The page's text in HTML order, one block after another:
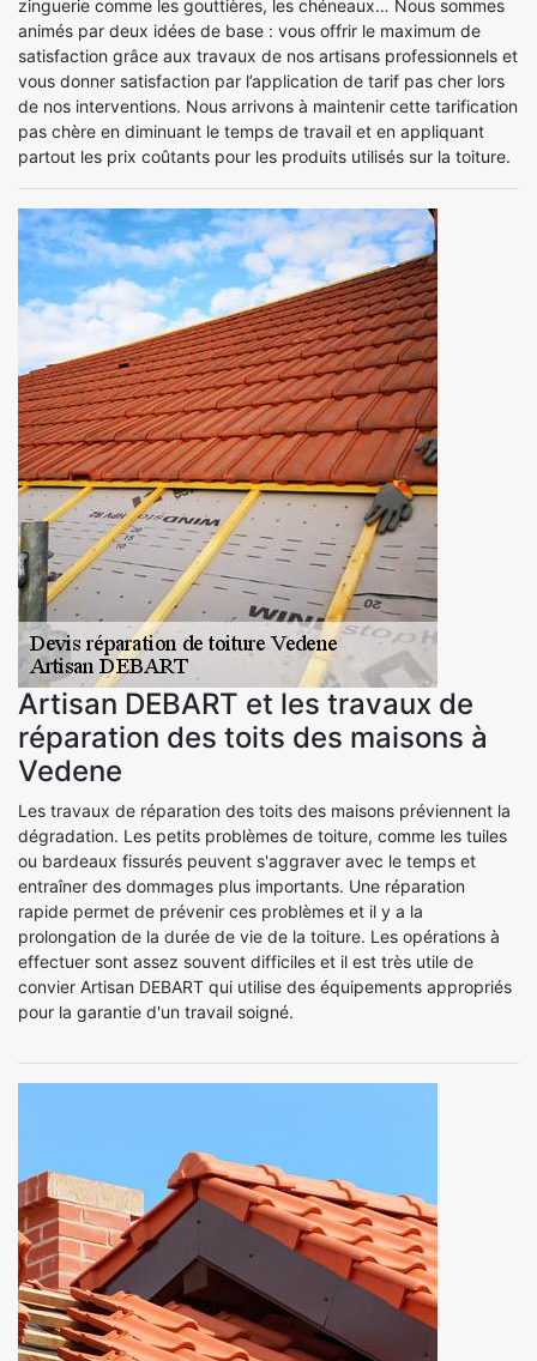
zinguerie comme les gouttières, les chéneaux… Nous sommes
animés par deux idées de base : vous offrir le maximum de
satisfaction grâce aux travaux de nos artisans professionnels et
vous donner satisfaction par l’application de tarif pas cher lors
de nos interventions. Nous arrivons à maintenir cette tarification
pas chère en diminuant le temps de travail et en appliquant
partout les prix coûtants pour les produits utilisés sur la toiture.
Artisan DEBART et les travaux de
réparation des toits des maisons à
Vedene
Les travaux de réparation des toits des maisons préviennent la
dégradation. Les petits problèmes de toiture, comme les tuiles
ou bardeaux fissurés peuvent s'aggraver avec le temps et
entraîner des dommages plus importants. Une réparation
rapide permet de prévenir ces problèmes et il y a la
prolongation de la durée de vie de la toiture. Les opérations à
effectuer sont assez souvent difficiles et il est très utile de
convier Artisan DEBART qui utilise des équipements appropriés
pour la garantie d'un travail soigné.